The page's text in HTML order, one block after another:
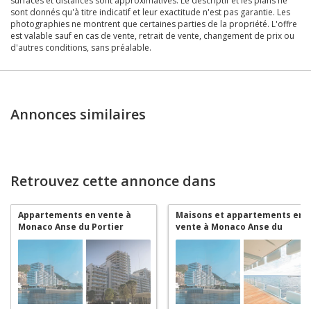
sont donnés qu'à titre indicatif et leur exactitude n'est pas garantie. Les
photographies ne montrent que certaines parties de la propriété. L'offre
est valable sauf en cas de vente, retrait de vente, changement de prix ou
d'autres conditions, sans préalable.
Annonces similaires
Retrouvez cette annonce dans
Appartements en vente à
Monaco Anse du Portier
Maisons et appartements en
vente à Monaco Anse du
Portier